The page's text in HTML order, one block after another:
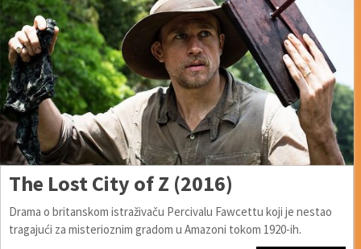
The Lost City of Z (2016)
Drama o britanskom istraživaču Percivalu Fawcettu koji je nestao
tragajući za misterioznim gradom u Amazoni tokom 1920-ih.